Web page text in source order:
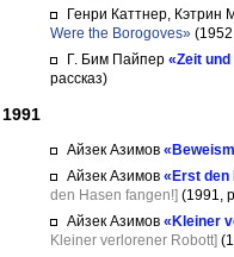
Генри Каттнер, Кэтрин
Were the Borogoves»
Г. Бим Пайпер «Zeit und
рассказ)
1991
Айзек Азимов
Айзек Азимов «Erst den
den Hasen fangen!] (1991,
Айзек Азимов «Kleiner
Kleiner verlorener Robott]